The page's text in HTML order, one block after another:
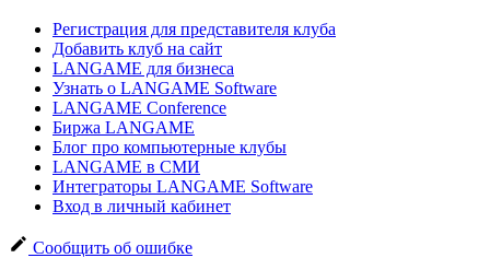
Регистрация для представителя клуба
Добавить клуб на сайт
LANGAME для бизнеса
Узнать о LANGAME Software
LANGAME Conference
Биржа LANGAME
Блог про компьютерные клубы
LANGAME в СМИ
Интеграторы LANGAME Software
Вход в личный кабинет
Сообщить об ошибке